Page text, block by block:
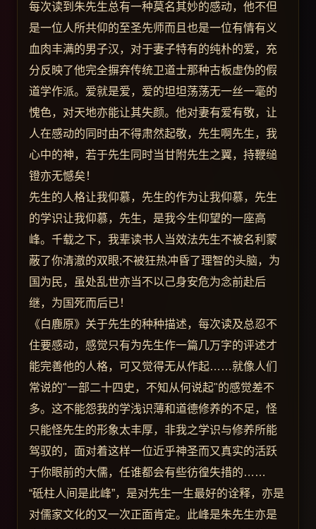
每次读到朱先生总有一种莫名其妙的感动，他不但
是一位人所共仰的至圣先师而且也是一位有情有义
血肉丰满的男子汉，对于妻子特有的纯朴的爱，充
分反映了他完全摒弃传统卫道士那种古板虚伪的假
道学作派。爱就是爱，爱的坦坦荡荡无一丝一毫的
愧色，对天地亦能让其失颜。他对妻有爱有敬，让
人在感动的同时由不得肃然起敬，先生啊先生，我
心中的神，若于先生同时当甘附先生之翼，持鞭缒
镫亦无憾矣！
先生的人格让我仰慕，先生的作为让我仰慕，先生
的学识让我仰慕，先生，是我今生仰望的一座高
峰。千载之下，我辈读书人当效法先生不被名利蒙
蔽了你清澈的双眼;不被狂热冲昏了理智的头脑，为
国为民，虽处乱世亦当不以己身安危为念前赴后
继，为国死而后已！
《白鹿原》关于先生的种种描述，每次读及总忍不
住要感动，感觉只有为先生作一篇几万字的评述才
能完善他的人格，可又觉得无从作起……就像人们
常说的"一部二十四史，不知从何说起"的感觉差不
多。这不能怨我的学浅识薄和道德修养的不足，怪
只能怪先生的形象太丰厚，非我之学识与修养所能
驾驭的，面对着这样一位近乎神圣而又真实的活跃
于你眼前的大儒，任谁都会有些彷徨失措的……
“砥柱人间是此峰”，是对先生一生最好的诠释，亦是
对儒家文化的又一次正面肯定。此峰是朱先生亦是